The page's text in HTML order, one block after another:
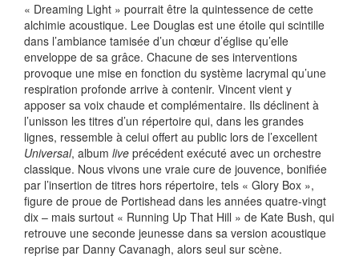
« Dreaming Light » pourrait être la quintessence de cette
alchimie acoustique. Lee Douglas est une étoile qui scintille
dans l’ambiance tamisée d’un chœur d’église qu’elle
enveloppe de sa grâce. Chacune de ses interventions
provoque une mise en fonction du système lacrymal qu’une
respiration profonde arrive à contenir. Vincent vient y
apposer sa voix chaude et complémentaire. Ils déclinent à
l’unisson les titres d’un répertoire qui, dans les grandes
lignes, ressemble à celui offert au public lors de l’excellent
Universal, album live précédent exécuté avec un orchestre
classique. Nous vivons une vraie cure de jouvence, bonifiée
par l’insertion de titres hors répertoire, tels « Glory Box »,
figure de proue de Portishead dans les années quatre-vingt
dix – mais surtout « Running Up That Hill » de Kate Bush, qui
retrouve une seconde jeunesse dans sa version acoustique
reprise par Danny Cavanagh, alors seul sur scène.